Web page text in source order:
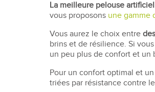
La meilleure pelouse
vous proposons une gamme
Vous aurez le choix entre
brins et de résilience. Si
un peu plus de confort et un
Pour un confort optimal et
triées par résistance contre